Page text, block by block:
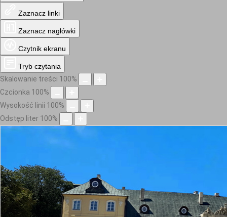
Zaznacz linki
Zaznacz nagłówki
Czytnik ekranu
Tryb czytania
Skalowanie treści 100%
Czcionka 100%
Wysokość linii 100%
Odstęp liter 100%